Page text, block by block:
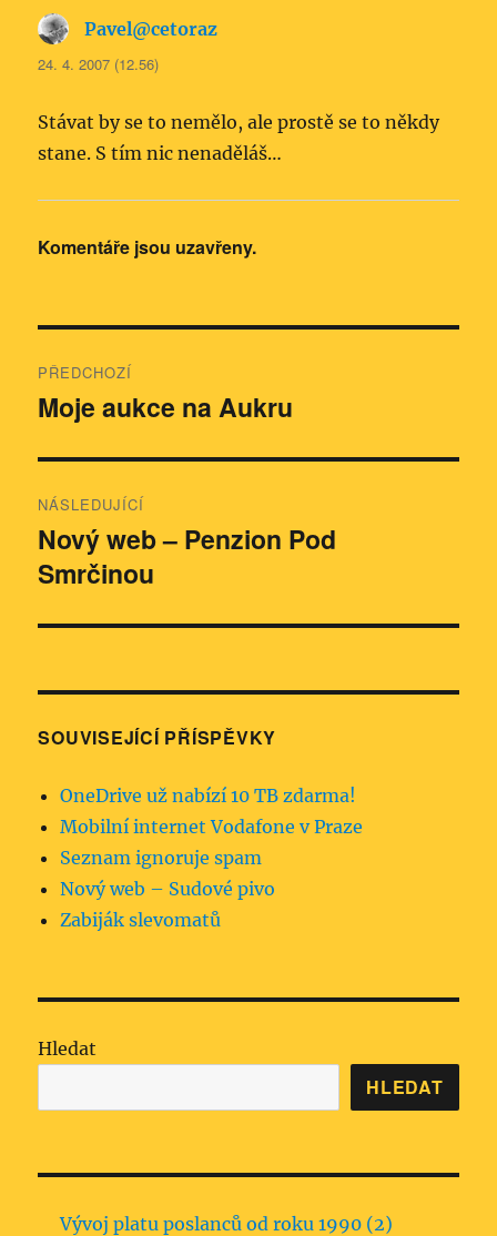
Pavel@cetoraz
24. 4. 2007 (12.56)
Stávat by se to nemělo, ale prostě se to někdy
stane. S tím nic nenaděláš…
Komentáře jsou uzavřeny.
pro
PŘEDCHOZÍ
Předchozí
Moje aukce na Aukru
NÁSLEDUJÍCÍ
Následující
příspěvek:
Nový web – Penzion Pod
Smrčinou
SOUVISEJÍCÍ PŘÍSPĚVKY
OneDrive už nabízí 10 TB zdarma!
Mobilní internet Vodafone v Praze
Seznam ignoruje spam
Nový web – Sudové pivo
Zabiják slevomatů
Hledat
HLEDAT
Vývoj platu poslanců od roku 1990 (2)